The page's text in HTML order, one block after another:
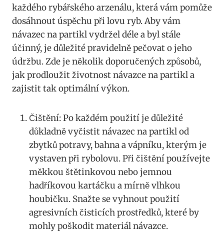
každého rybářského ​arzenálu, která vám pomůže
dosáhnout úspěchu při lovu ryb. Aby ​vám
návazec na partikl vydržel déle a byl ‌stále
účinný, je důležité pravidelně pečovat o jeho
údržbu. Zde je několik‍ doporučených ​způsobů,
jak prodloužit životnost‍ návazce na ⁢partikl a
zajistit tak optimální výkon.
Čištění: Po každém použití je důležité
důkladně vyčistit návazec na partikl od
zbytků ‍potravy, bahna a vápníku, kterým je
vystaven při rybolovu. Při čištění používejte
měkkou štětinkovou nebo jemnou
hadříkovou kartáčku ​a mírně vlhkou
houbičku. Snažte se vyhnout ​použití
agresivních čisticích ​prostředků, které ⁢by
mohly poškodit materiál návazce.